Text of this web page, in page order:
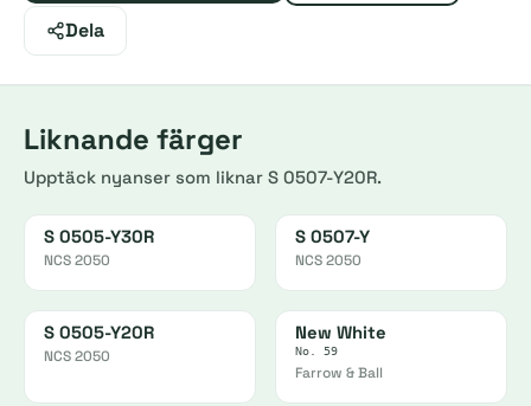
Dela
Liknande färger
Upptäck nyanser som liknar S 0507-Y20R.
S 0505-Y30R
NCS 2050
S 0507-Y
NCS 2050
S 0505-Y20R
NCS 2050
New White
No. 59
Farrow & Ball